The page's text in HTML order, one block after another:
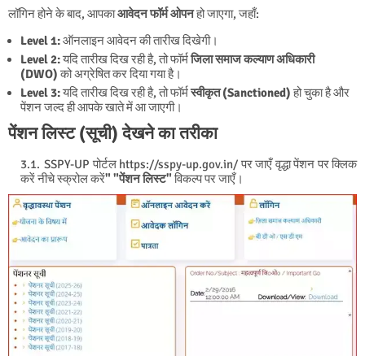
लॉगिन होने के बाद, आपकाआवेदन फॉर्म ओपनहो जाएगा, जहाँ:
Level 1:ऑनलाइन आवेदन की तारीख दिखेगी।
Level 2:यदि तारीख दिख रही है, तो फॉर्मजिला समाज कल्याण अधिकारी
(DWO)को अग्रेषित कर दिया गया है।
Level 3:यदि तारीख दिख रही है, तो फॉर्मस्वीकृत (Sanctioned)हो चुका है और
पेंशन जल्द ही आपके खाते में आ जाएगी।
पेंशन लिस्ट (सूची) देखने का तरीका
SSPY-UP पोर्टल https://sspy-up.gov.in/ पर जाएँ वृद्धा पेंशन पर क्लिक
करें नीचे स्क्रोल करें" "पेंशन लिस्ट"विकल्प पर जाएँ।